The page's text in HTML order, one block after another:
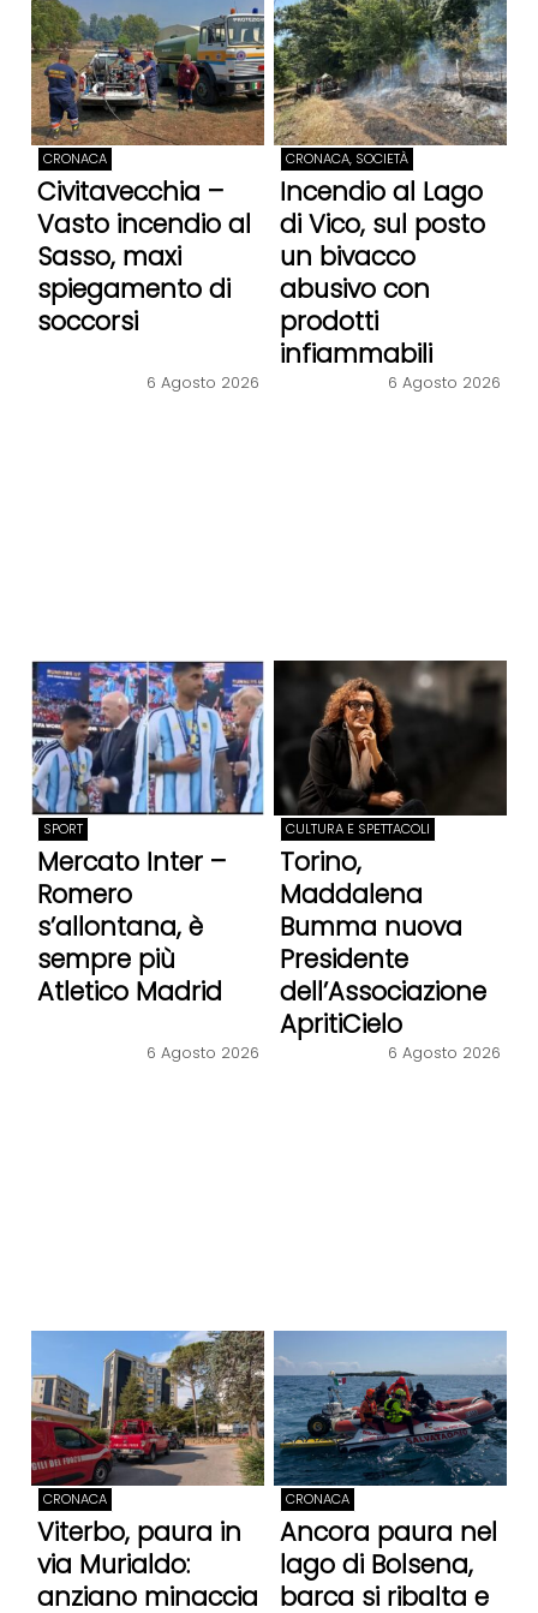
CRONACA
Civitavecchia –
Vasto incendio al
Sasso, maxi
spiegamento di
soccorsi
6 Agosto 2026
CRONACA, SOCIETÀ
Incendio al Lago
di Vico, sul posto
un bivacco
abusivo con
prodotti
infiammabili
6 Agosto 2026
SPORT
Mercato Inter –
Romero
s’allontana, è
sempre più
Atletico Madrid
6 Agosto 2026
CULTURA E SPETTACOLI
Torino,
Maddalena
Bumma nuova
Presidente
dell’Associazione
ApritiCielo
6 Agosto 2026
CRONACA
Viterbo, paura in
via Murialdo:
anziano minaccia
CRONACA
Ancora paura nel
lago di Bolsena,
barca si ribalta e